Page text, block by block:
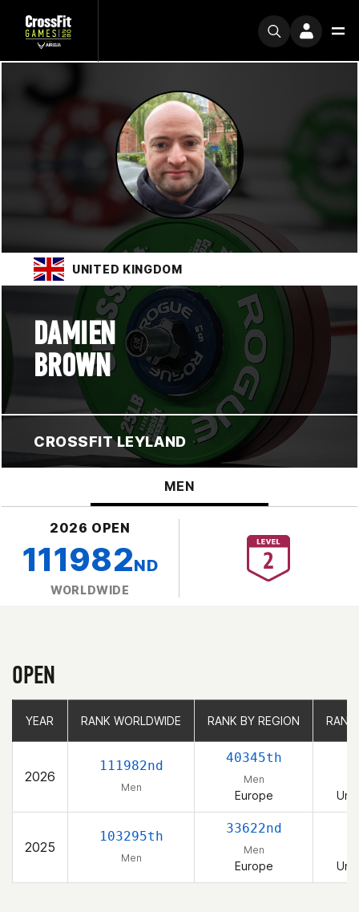
UNITED KINGDOM
DAMIEN
BROWN
CROSSFIT LEYLAND
MEN
2026 OPEN
111982ND
WORLDWIDE
OPEN
YEAR RANK WORLDWIDE RANK BY REGION
2026
111982nd
Men
40345th
Men
Europe
2025
103295th
Men
33622nd
Men
Europe
YEAR RANK WORLDWIDE RANK BY REGION